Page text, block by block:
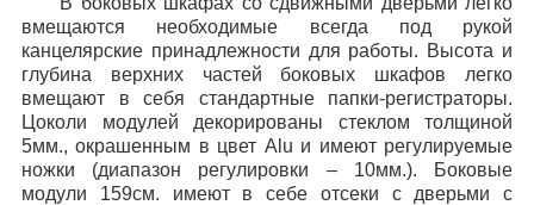
вмещаются необходимые всегда под рукой
канцелярские принадлежности для работы. Высота и
глубина верхних частей боковых шкафов легко
вмещают в себя стандартные папки-регистраторы.
Цоколи модулей декорированы стеклом толщиной
5мм., окрашенным в цвет Alu и имеют регулируемые
ножки (диапазон регулировки – 10мм.). Боковые
модули 159см. имеют в себе отсеки с дверьми с